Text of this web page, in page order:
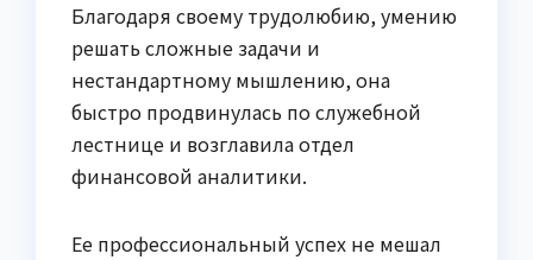
Благодаря своему трудолюбию, умению
решать сложные задачи и
нестандартному мышлению, она
быстро продвинулась по служебной
лестнице и возглавила отдел
финансовой аналитики.
Ее профессиональный успех не мешал